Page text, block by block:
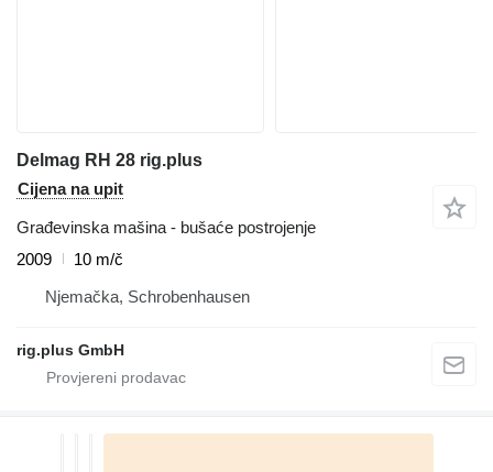
Delmag RH 28 rig.plus
Cijena na upit
Građevinska mašina - bušaće postrojenje
2009
10 m/č
Njemačka, Schrobenhausen
rig.plus GmbH